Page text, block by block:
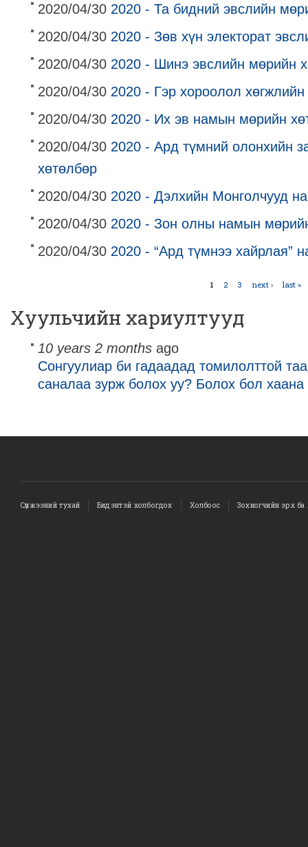
2020/04/30 2020 - Та бидний эвслийн
2020/04/30 2020 - Зөв хүн электорат
2020/04/30 2020 - Шинэ эвслийн мөрийн
2020/04/30 2020 - Гэр хороолол
2020/04/30 2020 - Их эв намын мөрийн
2020/04/30 2020 - Ард түмний олонхийн
хөтөлбөр
2020/04/30 2020 - Дэлхийн Монголчууд
2020/04/30 2020 - Зон олны намын
2020/04/30 2020 - “Ард түмнээ хайрлая”
1 2 3 next › last »
Хуульчийн хариултууд
10 years 2 months ago
Сонгуулиар би гадаадад томилолттой
саналаа зурж болох уу? Болох бол хаана
Сүлжээний тухай Бидэнтэй холбогдох Холбоос Зохиогчийн эрх